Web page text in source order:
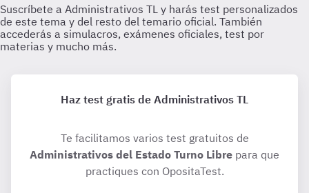
Haz test gratis de Administrativos TL
Te facilitamos varios test gratuitos de
Administrativos del Estado Turno Libre para que
practiques con OpositaTest.